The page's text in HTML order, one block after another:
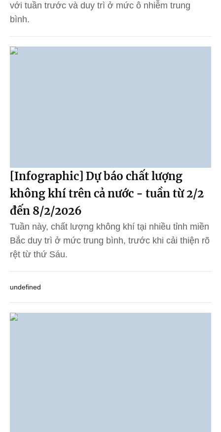
với tuần trước và duy trì ở mức ô nhiễm trung
bình.
[Infographic] Dự báo chất lượng
không khí trên cả nước - tuần từ 2/2
đến 8/2/2026
Tuần này, chất lượng không khí tại nhiều tỉnh miền
Bắc duy trì ở mức trung bình, trước khi cải thiện rõ
rệt từ thứ Sáu.
undefined